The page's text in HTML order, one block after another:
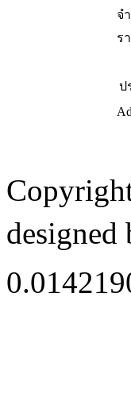
จ
ร
ป
designed